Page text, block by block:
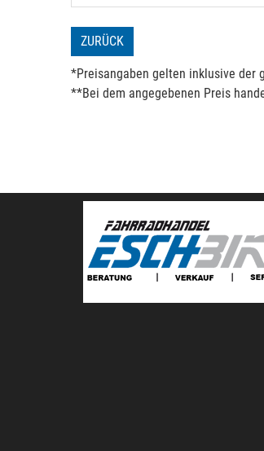
ZURÜCK
*Preisangaben gelten inklusive der
**Bei dem angegebenen Preis